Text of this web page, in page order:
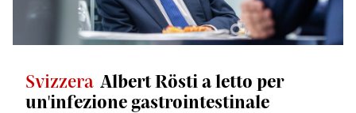
Svizzera Albert Rösti a letto per
un'infezione gastrointestinale